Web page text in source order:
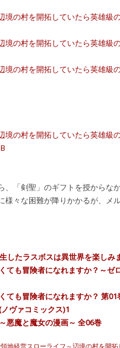
境の村を開拓していたら英雄級
境の村を開拓していたら英雄級
境の村を開拓していたら英雄級
境の村を開拓していたら英雄級
、「剣聖」のギフトを授からな
様々な困難が降りかかるが、メ
したラスボスは異世界を楽しみ
ても冒険者になれますか？～ゼ
ても冒険者になれますか？ 第01
ヴァコミックス)1
悪魔と魔女の漫画～ 全06巻